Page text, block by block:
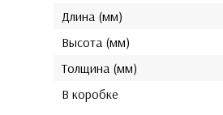
Длина (мм)
Высота (мм)
Толщина (мм)
В коробке